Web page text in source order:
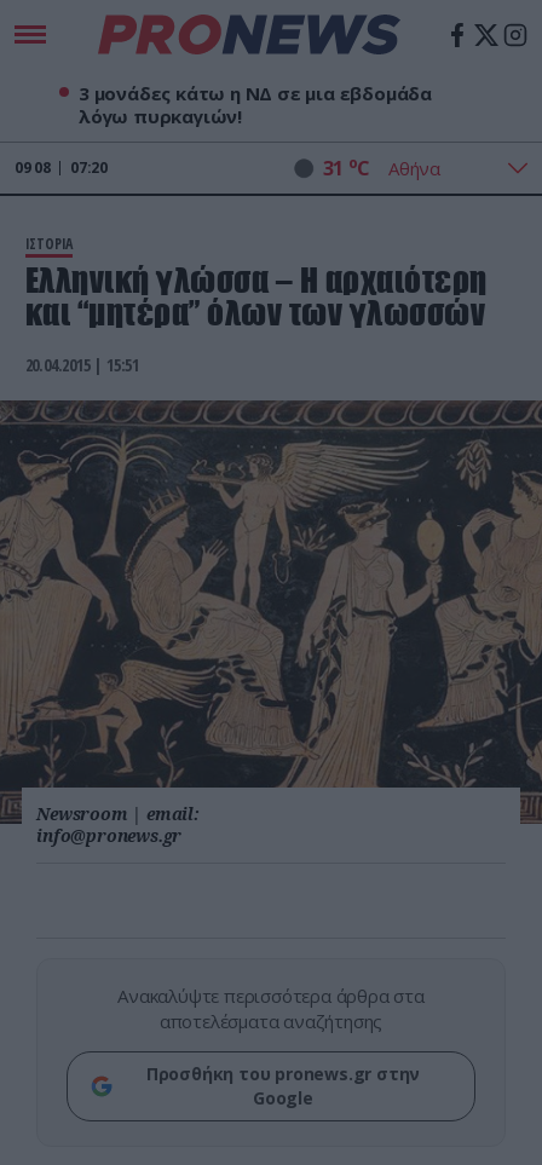
3 μονάδες κάτω η ΝΔ σε μια εβδομάδα
λόγω πυρκαγιών!
09 08 07:20 31 oC
ΙΣΤΟΡΙΑ
Ελληνική γλώσσα – Η αρχαιότερη
και “μητέρα” όλων των γλωσσών
20.04.2015 | 15:51
Newsroom | email:
info@pronews.gr
Ανακαλύψτε περισσότερα άρθρα στα
αποτελέσματα αναζήτησης
Προσθήκη του pronews.gr στην
Google